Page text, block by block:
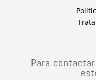
Para